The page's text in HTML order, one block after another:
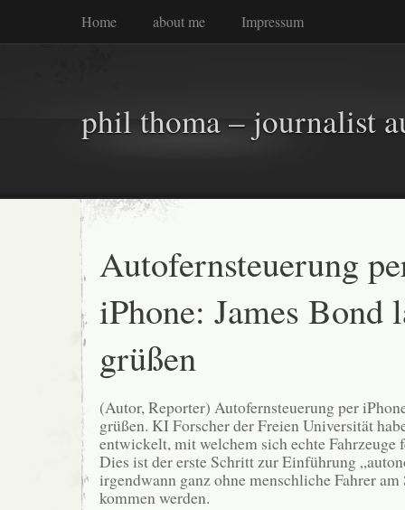
Home about me Impressum
phil thoma – journalist
Autofernsteuerung
iPhone: James Bond
grüßen
(Autor, Reporter) Autofernsteuerung per
grüßen. KI Forscher der Freien Universität
entwickelt, mit welchem sich echte Fahrzeuge
Dies ist der erste Schritt zur Einführung
irgendwann ganz ohne menschliche Fahrer
kommen werden.